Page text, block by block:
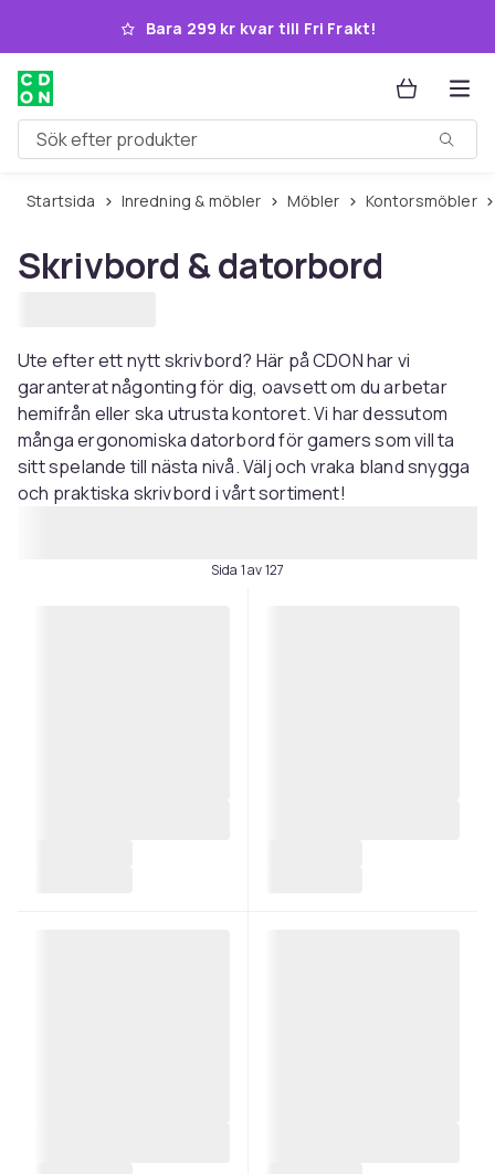
Hoppa till huvudinnehållet
Bara 299 kr kvar till Fri Frakt!
Sök efter produkter
Startsida Inredning & möbler Möbler Kontorsmöbler
Skrivbord & datorbord
Ute efter ett nytt skrivbord? Här på CDON har vi
garanterat någonting för dig, oavsett om du arbetar
hemifrån eller ska utrusta kontoret. Vi har dessutom
många ergonomiska datorbord för gamers som vill ta
sitt spelande till nästa nivå. Välj och vraka bland snygga
och praktiska skrivbord i vårt sortiment!
Sida 1 av 127